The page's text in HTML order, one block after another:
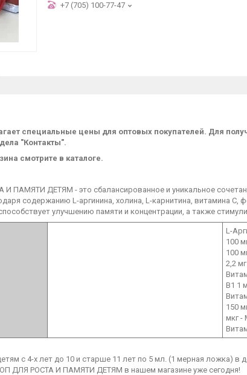
+7 (705) 100-77-47
специальные цены для оптовых покупателей. Для
"Контакты".
смотрите в каталоге.
ПАМЯТИ ДЕТЯМ - это сбалансированное и уникальное
содержанию L-аргинина, холина, L-карнитина, витамина С,
улучшению памяти и концентрации, а также
L-
100
100
2,2
B1 1
150
мкг -
с 4-х лет до 10 и старше 11 лет по 5 мл. (1 мерная ложка) в
ДЛЯ РОСТА И ПАМЯТИ ДЕТЯМ в нашем магазине уже сегодня!